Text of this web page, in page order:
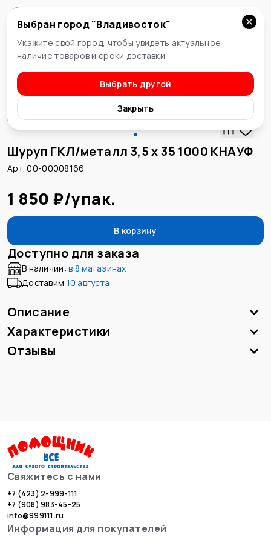
Владивосток
Выбран город "Владивосток"
Укажите свой город, чтобы увидеть актуальное
наличие товаров и сроки доставки
Выбрать другой
Закрыть
Шурупы и саморезы
Шуруп ГКЛ/металл 3,5 х 35 1000 КНАУФ
Арт. 00-00008166
1 850 ₽/упак.
В корзину
Доступно для заказа
В наличии: в 8 магазинах
Доставим 10 августа
Описание
Характеристики
Отзывы
Свяжитесь с нами
+7 (423) 2-999-111
+7 (908) 983-45-25
info@999111.ru
Информация для покупателей